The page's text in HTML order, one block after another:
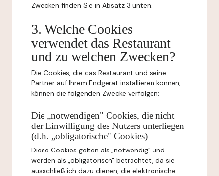
Zwecken finden Sie in Absatz 3 unten.
3. Welche Cookies
verwendet das Restaurant
und zu welchen Zwecken?
Die Cookies, die das Restaurant und seine
Partner auf Ihrem Endgerät installieren können,
können die folgenden Zwecke verfolgen:
Die „notwendigen" Cookies, die nicht
der Einwilligung des Nutzers unterliegen
(d.h. „obligatorische" Cookies)
Diese Cookies gelten als „notwendig" und
werden als „obligatorisch" betrachtet, da sie
ausschließlich dazu dienen, die elektronische